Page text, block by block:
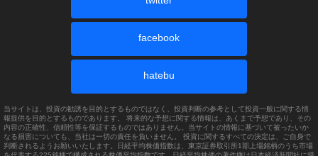
facebook
hatebu
当サイトは、投資の勧誘を目的とするものではなく、投資判断の参考として投資一般に関する情
報提供を目的とするものであります。 将来的な予想に関する情報は、あくまで予想であり、その
内容の正確性、信頼性等を保証するものではありません。当サイトの情報に基づいて被ったいか
なる損害についても、当社は一切の責任を負いません。 投資に関するすべての決定は、ご自身で
判断されるようお願いいたします。日経平均株価指数は、東京証券取引所1部上場銘柄のうち市場